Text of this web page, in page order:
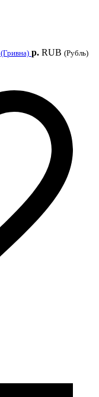
(Гривна) р. RUB (Рубль)